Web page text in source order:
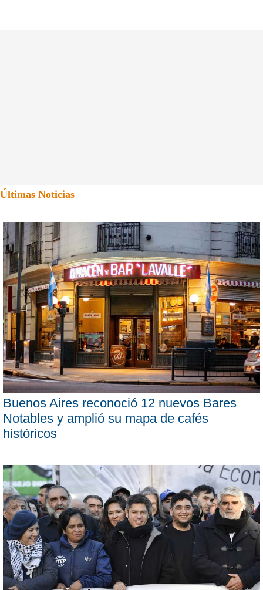
Últimas Noticias
Buenos Aires reconoció 12 nuevos Bares
Notables y amplió su mapa de cafés
históricos